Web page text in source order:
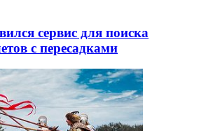
сервис для поиска
с пересадками